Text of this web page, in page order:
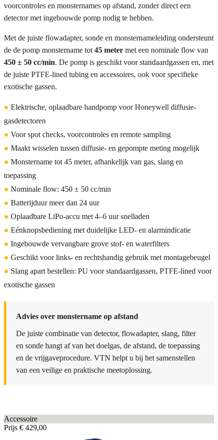
voorcontroles en monsternames op afstand, zonder direct een
detector met ingebouwde pomp nodig te hebben.
Met de juiste flowadapter, sonde en monsternameleiding ondersteunt
de de pomp monstername tot45 meter met een nominale flow van
450 ± 50 cc/min. De pomp is geschikt voor standaardgassen en, met
de juiste PTFE-lined tubing en accessoires, ook voor specifieke
exotische gassen.
● Elektrische, oplaadbare handpomp voor Honeywell diffusie-
gasdetectoren
● Voor spot checks, voorcontroles en remote sampling
● Maakt wisselen tussen diffusie- en gepompte meting mogelijk
● Monstername tot 45 meter, afhankelijk van gas, slang en
toepassing
● Nominale flow: 450 ± 50 cc/min
● Batterijduur meer dan 24 uur
● Oplaadbare LiPo-accu met 4–6 uur snelladen
● Eénknopsbediening met duidelijke LED- en alarmindicatie
● Ingebouwde vervangbare grove stof- en waterfilters
● Geschikt voor links- en rechtshandig gebruik met montagebeugel
● Slang apart bestellen: PU voor standaardgassen, PTFE-lined voor
exotische gassen
Advies over monstername op afstand
De juiste combinatie van detector, flowadapter, slang, filter
en sonde hangt af van het doelgas, de afstand, de toepassing
en de vrijgaveprocedure. VTN helpt u bij het samenstellen
van een veilige en praktische meetoplossing.
Accessoire
Prijs € 429,00